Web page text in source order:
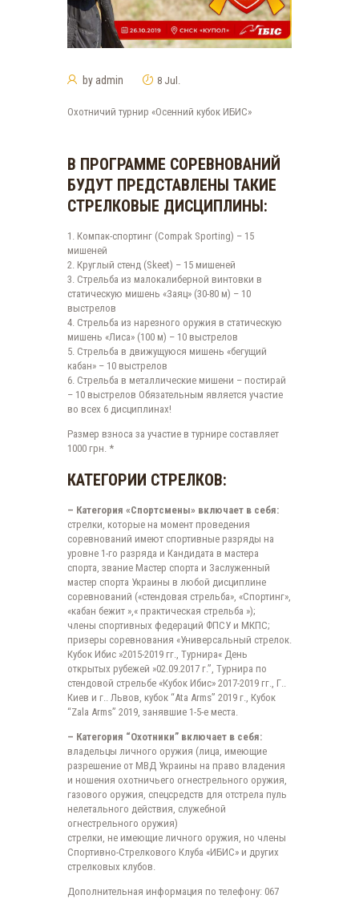
by admin 8 Jul.
Охотничий турнир «Осенний кубок ИБИС»
В ПРОГРАММЕ СОРЕВНОВАНИЙ
БУДУТ ПРЕДСТАВЛЕНЫ ТАКИЕ
СТРЕЛКОВЫЕ ДИСЦИПЛИНЫ:
1. Компак-спортинг (Compak Sporting) – 15
мишеней
2. Круглый стенд (Skeet) – 15 мишеней
3. Стрельба из малокалиберной винтовки в
статическую мишень «Заяц» (30-80 м) – 10
выстрелов
4. Стрельба из нарезного оружия в статическую
мишень «Лиса» (100 м) – 10 выстрелов
5. Стрельба в движущуюся мишень «бегущий
кабан» – 10 выстрелов
6. Стрельба в металлические мишени – постирай
– 10 выстрелов Обязательным является участие
во всех 6 дисциплинах!
Размер взноса за участие в турнире составляет
1000 грн. *
КАТЕГОРИИ СТРЕЛКОВ:
– Категория «Спортсмены» включает в себя:
стрелки, которые на момент проведения
соревнований имеют спортивные разряды на
уровне 1-го разряда и Кандидата в мастера
спорта, звание Мастер спорта и Заслуженный
мастер спорта Украины в любой дисциплине
соревнований («стендовая стрельба», «Спортинг»,
«кабан бежит »,« практическая стрельба »);
члены спортивных федераций ФПСУ и МКПС;
призеры соревнования «Универсальный стрелок.
Кубок Ибис »2015-2019 гг., Турнира« День
открытых рубежей »02.09.2017 г.”, Турнира по
стендовой стрельбе «Кубок Ибис» 2017-2019 гг., Г..
Киев и г.. Львов, кубок “Ata Arms” 2019 г., Кубок
“Zala Arms” 2019, занявшие 1-5-е места.
– Категория “Охотники” включает в себя:
владельцы личного оружия (лица, имеющие
разрешение от МВД Украины на право владения
и ношения охотничьего огнестрельного оружия,
газового оружия, спецсредств для отстрела пуль
нелетального действия, служебной
огнестрельного оружия)
стрелки, не имеющие личного оружия, но члены
Спортивно-Стрелкового Клуба «ИБИС» и других
стрелковых клубов.
Дополнительная информация по телефону: 067